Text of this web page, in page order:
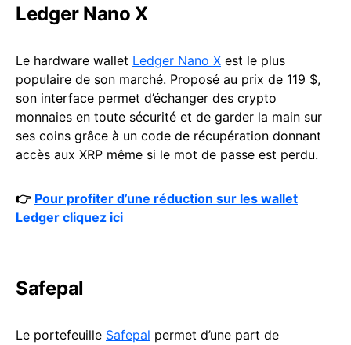
Ledger Nano X
Le hardware wallet Ledger Nano X est le plus
populaire de son marché. Proposé au prix de 119 $,
son interface permet d’échanger des crypto
monnaies en toute sécurité et de garder la main sur
ses coins grâce à un code de récupération donnant
accès aux XRP même si le mot de passe est perdu.
👉 Pour profiter d’une réduction sur les wallet
Ledger cliquez ici
Safepal
Le portefeuille Safepal permet d’une part de